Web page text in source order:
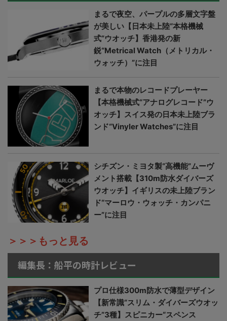
まるで夜空、パープルの多層文字盤
が美しい【日本未上陸“本格機械
式”ウオッチ】香港発の新
鋭“Metrical Watch（メトリカル・
ウォッチ）”に注目
まるで本物のレコードプレーヤー
【本格機械式“アナログレコード”ウ
オッチ】スイス発の日本未上陸ブラ
ンド“Vinyler Watches”に注目
シチズン・ミヨタ製“高機能”ムーヴ
メント搭載【310m防水ダイバーズ
ウオッチ】イギリスの未上陸ブラン
ド“マーロウ・ウォッチ・カンパニ
ー”に注目
＞＞＞もっと見る
編集長：船平の時計レビュー
プロ仕様300m防水で薄型デザイン
【新常識“スリム・ダイバーズウオッ
チ”3種】スピニカー“スペンス